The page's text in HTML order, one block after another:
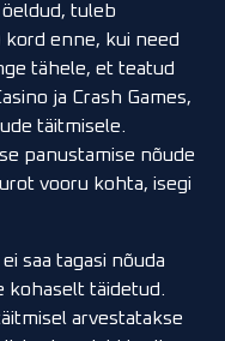
tuleb
kord enne, kui need
tähele, et teatud
ja Crash Games,
täitmisele.
panustamise nõude
vooru kohta, isegi
saa tagasi nõuda
täidetud.
arvestatakse